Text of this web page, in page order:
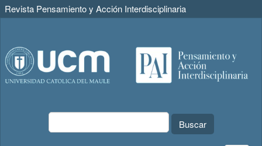
Revista Pensamiento y Acción Interdisciplinaria
Contenido
principal
Barra
lateral
Buscar